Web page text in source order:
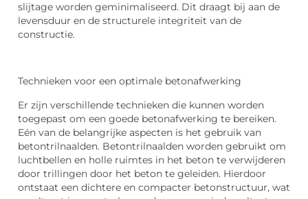
slijtage worden geminimaliseerd. Dit draagt bij aan de
levensduur en de structurele integriteit van de
constructie.
Technieken voor een optimale betonafwerking
Er zijn verschillende technieken die kunnen worden
toegepast om een goede betonafwerking te bereiken.
Eén van de belangrijke aspecten is het gebruik van
betontrilnaalden. Betontrilnaalden worden gebruikt om
luchtbellen en holle ruimtes in het beton te verwijderen
door trillingen door het beton te geleiden. Hierdoor
ontstaat een dichtere en compacter betonstructuur, wat